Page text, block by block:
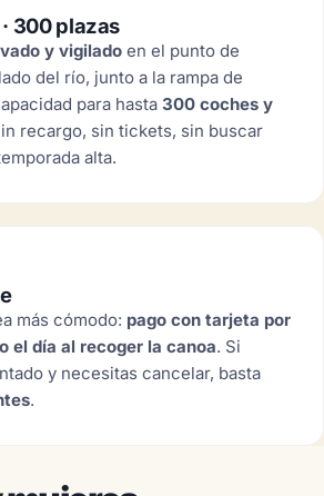
300 plazas
y vigilado en el punto de
del río, junto a la rampa de
para hasta 300 coches y
recargo, sin tickets, sin buscar
alta.
más cómodo: pago con tarjeta por
el día al recoger la canoa. Si
y necesitas cancelar, basta
.